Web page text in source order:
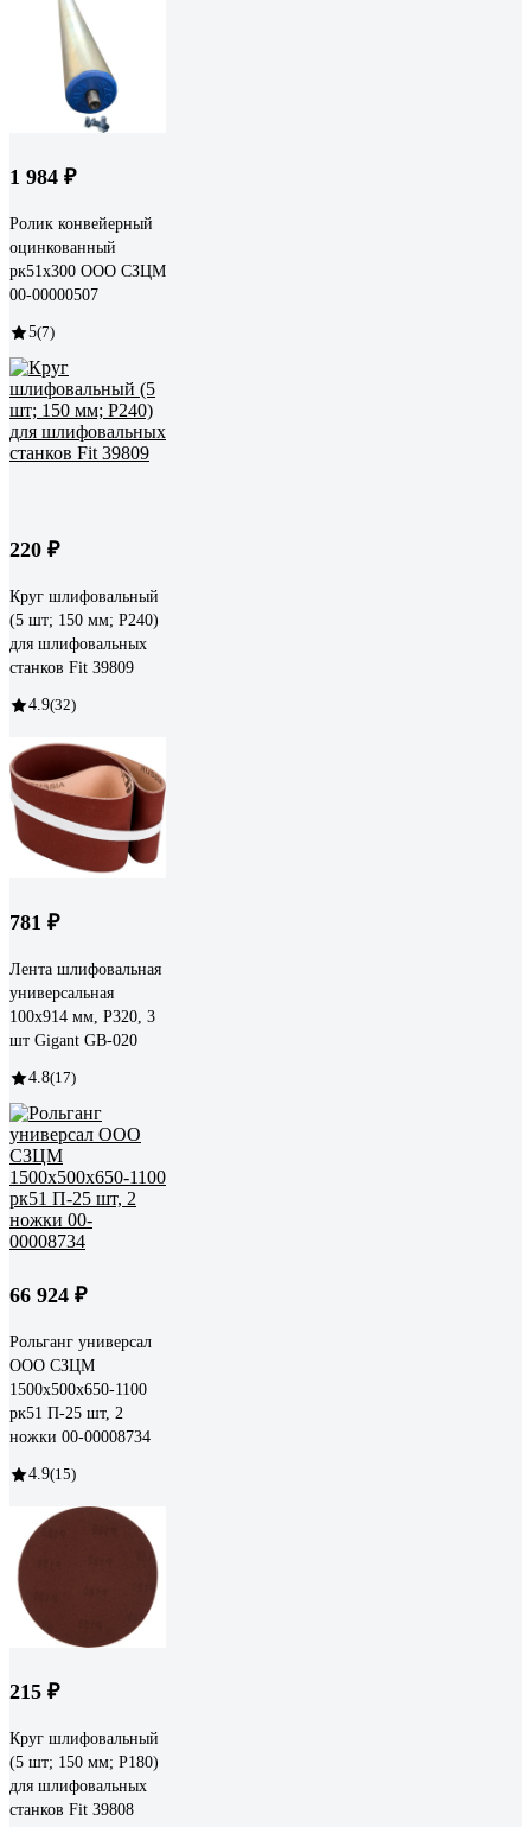
1 984 ₽
Ролик конвейерный
оцинкованный
рк51x300 ООО СЗЦМ
00-00000507
5(7)
220 ₽
Круг шлифовальный
(5 шт; 150 мм; Р240)
для шлифовальных
станков Fit 39809
4.9(32)
781 ₽
Лента шлифовальная
универсальная
100x914 мм, P320, 3
шт Gigant GB-020
4.8(17)
66 924 ₽
Рольганг универсал
ООО СЗЦМ
1500х500х650-1100
рк51 П-25 шт, 2
ножки 00-00008734
4.9(15)
215 ₽
Круг шлифовальный
(5 шт; 150 мм; Р180)
для шлифовальных
станков Fit 39808